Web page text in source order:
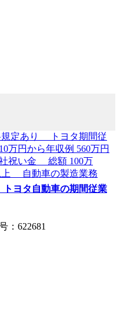
トヨタ自動車の期間従業
：622681